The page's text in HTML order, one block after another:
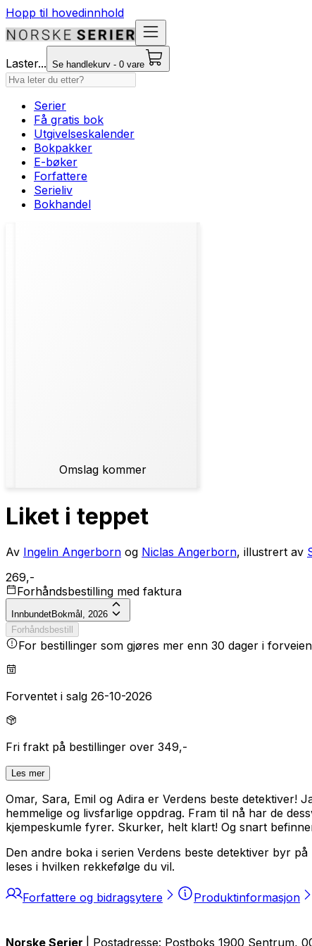
Hopp til hovedinnhold
Laster... Se handlekurv - 0 vare
Serier
Få gratis bok
Utgivelseskalender
Bokpakker
E-bøker
Forfattere
Serieliv
Bokhandel
Omslag kommer
Liket i teppet
Av Ingelin Angerborn og Niclas Angerborn, illustrert av
269,-
Forhåndsbestilling med faktura
InnbundetBokmål, 2026
Forhåndsbestill
For bestillinger som gjøres mer enn 30 dager i
Forventet i salg 26-10-2026
Fri frakt på bestillinger over 349,-
Les mer
Omar, Sara, Emil og Adira er Verdens beste detektiver!
hemmelige og livsfarlige oppdrag. Fram til nå har de
kjempeskumle fyrer. Skurker, helt klart! Og snart
Den andre boka i serien Verdens beste detektiver byr på
leses i hvilken rekkefølge du vil.
Forfattere og bidragsytere Produktinformasjon
Norske Serier | Postadresse: Postboks 1900 Sentrum,